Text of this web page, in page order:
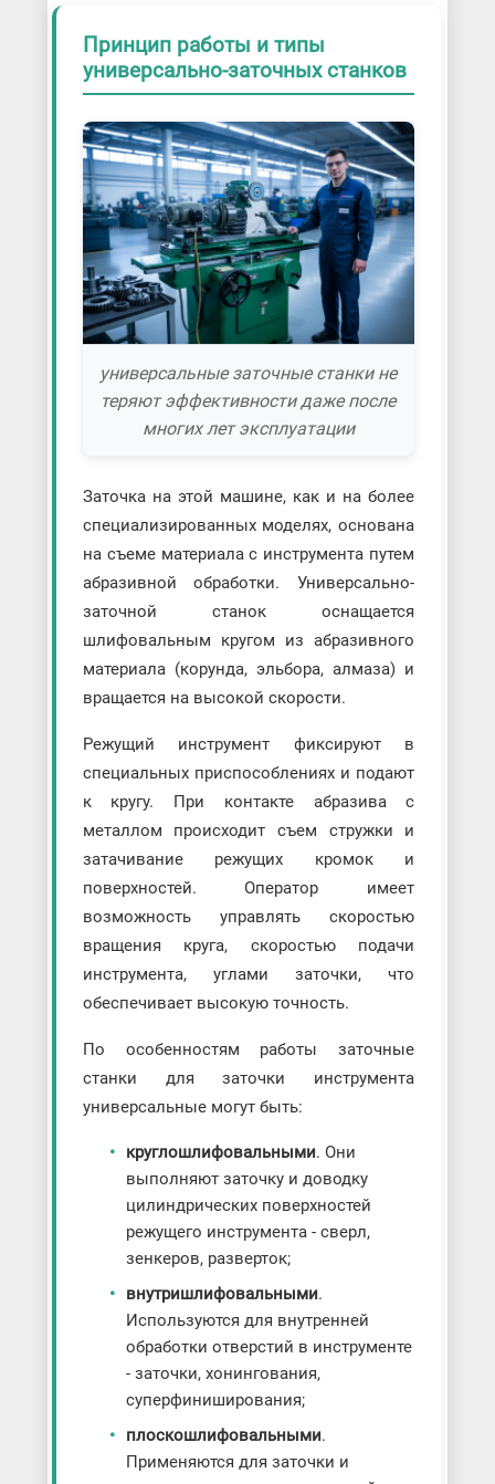
Принцип работы и типы
универсально-заточных станков
универсальные заточные станки не
теряют эффективности даже после
многих лет эксплуатации
Заточка на этой машине, как и на более
специализированных моделях, основана
на съеме материала с инструмента путем
абразивной обработки. Универсально-
заточной станок оснащается
шлифовальным кругом из абразивного
материала (корунда, эльбора, алмаза) и
вращается на высокой скорости.
Режущий инструмент фиксируют в
специальных приспособлениях и подают
к кругу. При контакте абразива с
металлом происходит съем стружки и
затачивание режущих кромок и
поверхностей. Оператор имеет
возможность управлять скоростью
вращения круга, скоростью подачи
инструмента, углами заточки, что
обеспечивает высокую точность.
По особенностям работы заточные
станки для заточки инструмента
универсальные могут быть:
круглошлифовальными. Они
выполняют заточку и доводку
цилиндрических поверхностей
режущего инструмента - сверл,
зенкеров, разверток;
внутришлифовальными.
Используются для внутренней
обработки отверстий в инструменте
- заточки, хонингования,
суперфиниширования;
плоскошлифовальными.
Применяются для заточки и